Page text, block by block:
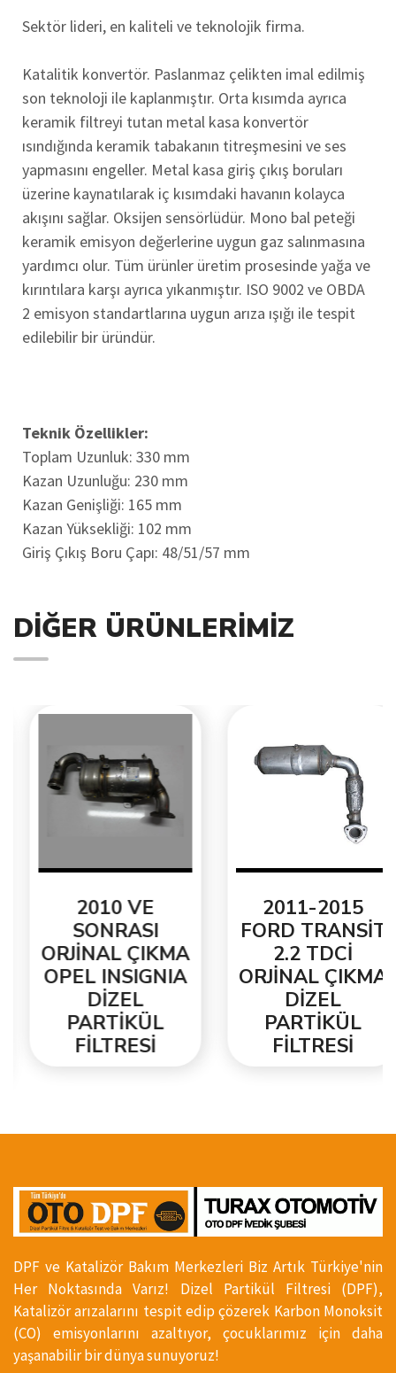
Sektör lideri, en kaliteli ve teknolojik firma.
Katalitik konvertör. Paslanmaz çelikten imal edilmiş
son teknoloji ile kaplanmıştır. Orta kısımda ayrıca
keramik filtreyi tutan metal kasa konvertör
ısındığında keramik tabakanın titreşmesini ve ses
yapmasını engeller. Metal kasa giriş çıkış boruları
üzerine kaynatılarak iç kısımdaki havanın kolayca
akışını sağlar. Oksijen sensörlüdür. Mono bal peteği
keramik emisyon değerlerine uygun gaz salınmasına
yardımcı olur. Tüm ürünler üretim prosesinde yağa ve
kırıntılara karşı ayrıca yıkanmıştır. ISO 9002 ve OBDA
2 emisyon standartlarına uygun arıza ışığı ile tespit
edilebilir bir üründür.
Teknik Özellikler:
Toplam Uzunluk: 330 mm
Kazan Uzunluğu: 230 mm
Kazan Genişliği: 165 mm
Kazan Yüksekliği: 102 mm
Giriş Çıkış Boru Çapı: 48/51/57 mm
DIĞER ÜRÜNLERIMIZ
2010 VE
SONRASI
ORJİNAL ÇIKMA
OPEL INSIGNIA
DİZEL
PARTİKÜL
FİLTRESİ
2011-2015
FORD TRANSİT
2.2 TDCİ
ORJİNAL ÇIKMA
DİZEL
PARTİKÜL
FİLTRESİ
DPF ve Katalizör Bakım Merkezleri Biz Artık Türkiye'nin
Her Noktasında Varız! Dizel Partikül Filtresi (DPF),
Katalizör arızalarını tespit edip çözerek Karbon Monoksit
(CO) emisyonlarını azaltıyor, çocuklarımız için daha
yaşanabilir bir dünya sunuyoruz!